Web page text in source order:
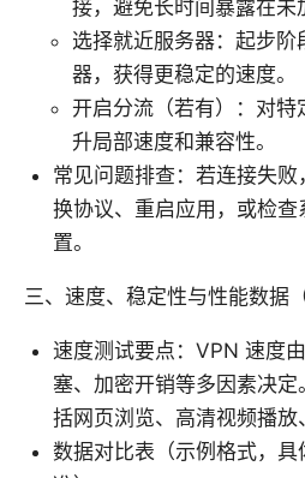
接，避免长时间暴露在未
选择就近服务器：起步
器，获得更稳定的速度。
开启分流（若有）：对特
升局部速度和兼容性。
常见问题排查：若连接失
换协议、重启应用，或检
置。
三、速度、稳定性与性能数据
速度测试要点：VPN 速度
塞、加密开销等多因素决
括网页浏览、高清视频播放
数据对比表（示例格式，